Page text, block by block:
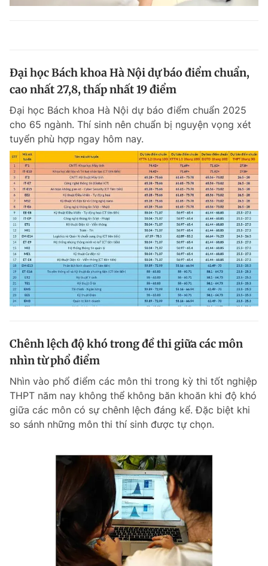
Đại học Bách khoa Hà Nội dự báo điểm chuẩn,
cao nhất 27,8, thấp nhất 19 điểm
Đại học Bách khoa Hà Nội dự báo điểm chuẩn 2025
cho 65 ngành. Thí sinh nên chuẩn bị nguyện vọng xét
tuyển phù hợp ngay hôm nay.
Chênh lệch độ khó trong đề thi giữa các môn
nhìn từ phổ điểm
Nhìn vào phổ điểm các môn thi trong kỳ thi tốt nghiệp
THPT năm nay không thể không băn khoăn khi độ khó
giữa các môn có sự chênh lệch đáng kể. Đặc biệt khi
so sánh những môn thi thí sinh được tự chọn.